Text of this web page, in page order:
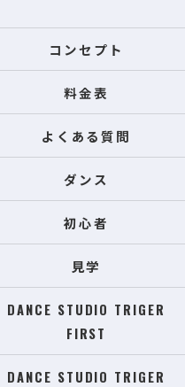
コンセプト
料金表
よくある質問
ダンス
初心者
見学
DANCE STUDIO TRIGER
FIRST
DANCE STUDIO TRIGER